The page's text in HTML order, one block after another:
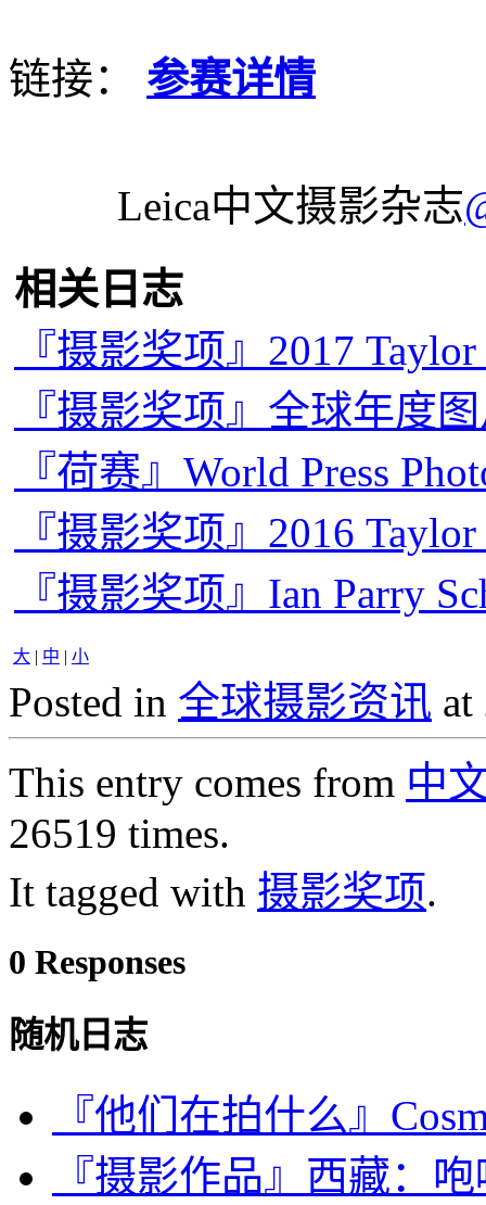
链接： 参赛详情
Leica中文摄影杂志
相关日志
『摄影奖项』2017
『摄影奖项』全球年度
『荷赛』World Press
『摄影奖项』2016
『摄影奖项』Ian Parry
大 | 中 | 小
Posted in 全球摄影资讯 at
This entry comes from 中
26519 times.
It tagged with 摄影奖项.
0 Responses
随机日志
『他们在拍什么』
『摄影作品』西藏：